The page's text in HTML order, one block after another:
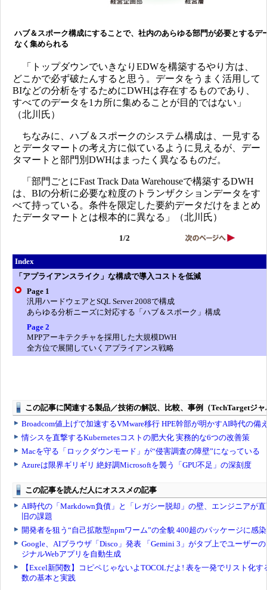
ハブ＆スポーク構成にすることで、社内のあらゆる部門が必要とするデ
なく集められる
「トップダウンでいきなりEDWを構築するやり方は、
どこかで必ず破たんすると思う。データをうまく活用して
BIなどの分析をするためにDWHは存在するものであり、
すべてのデータを1カ所に集めることが目的ではない」
（北川氏）
ちなみに、ハブ＆スポークのシステム構成は、一見する
とデータマートの考え方に似ているように見えるが、デー
タマートと部門別DWHはまったく異なるものだ。
「部門ごとにFast Track Data Warehouseで構築するDWH
は、BIの分析に必要な粒度のトランザクションデータをす
べて持っている。条件を限定した要約データだけをまとめ
たデータマートとは根本的に異なる」（北川氏）
1/2
Index
「アプライアンスライク」な構成で導入コストを低減
Page 1
汎用ハードウェアとSQL Server 2008で構成
あらゆる分析ニーズに対応する「ハブ＆スポーク」構成
Page 2
MPPアーキテクチャを採用した大規模DWH
全方位で展開していくアプライアンス戦略